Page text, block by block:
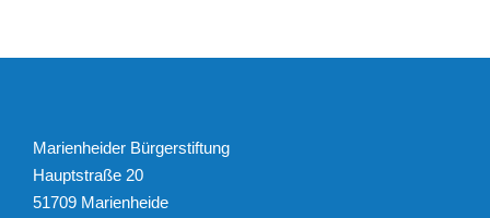
Marienheider Bürgerstiftung
Hauptstraße 20
51709 Marienheide